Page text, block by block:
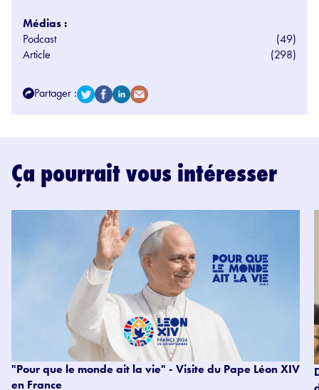
Médias :
Podcast
(49)
Article
(298)
Partager :
Ça pourrait vous intéresser
"Pour que le monde ait la vie" - Visite du Pape Léon XIV
en France